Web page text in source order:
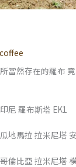
當然存在的羅布
尼 羅布斯塔 EK1
地馬拉 拉米尼塔
倫比亞 拉米尼塔